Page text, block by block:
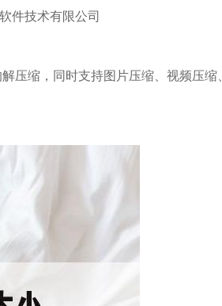
件技术有限公司
压缩，同时支持图片压缩、视频压缩、